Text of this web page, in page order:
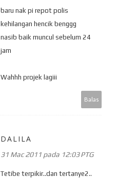
baru nak pi repot polis
kehilangan hencik benggg
nasib baik muncul sebelum 24
jam
Wahhh projek lagiii
Balas
DALILA
31 Mac 2011 pada 12:03 PTG
Tetibe terpikir..dan tertanye2..